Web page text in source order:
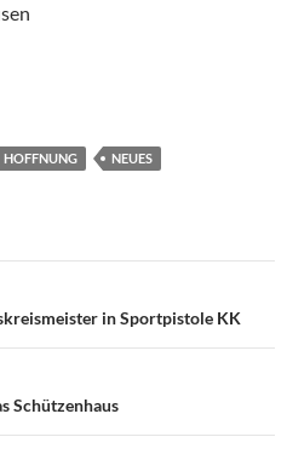
HOFFNUNG
NEUES
in Sportpistole KK
Schützenhaus